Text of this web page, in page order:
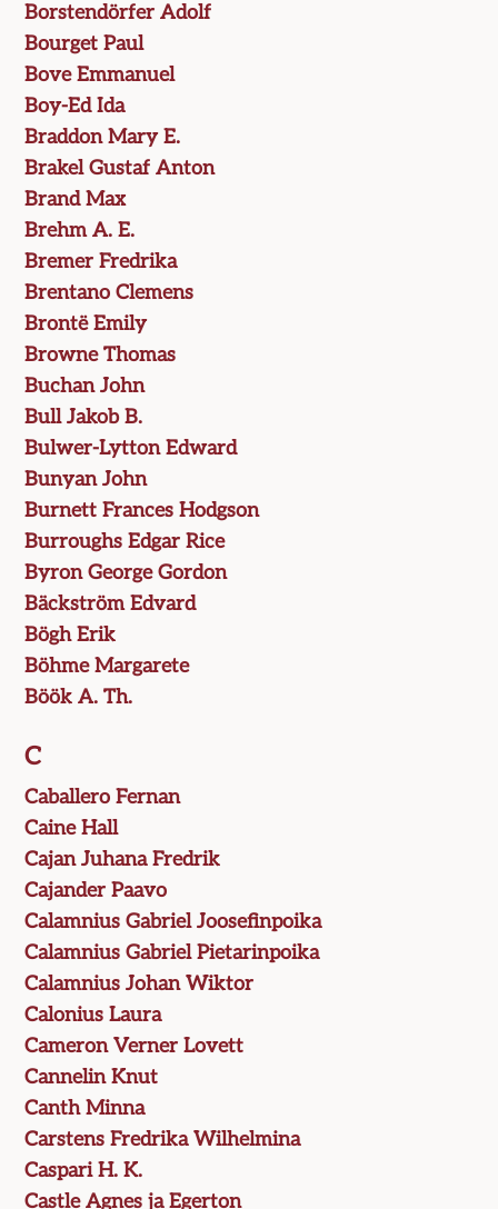
Borstendörfer Adolf
Bourget Paul
Bove Emmanuel
Boy-Ed Ida
Braddon Mary E.
Brakel Gustaf Anton
Brand Max
Brehm A. E.
Bremer Fredrika
Brentano Clemens
Brontë Emily
Browne Thomas
Buchan John
Bull Jakob B.
Bulwer-Lytton Edward
Bunyan John
Burnett Frances Hodgson
Burroughs Edgar Rice
Byron George Gordon
Bäckström Edvard
Bögh Erik
Böhme Margarete
Böök A. Th.
C
Caballero Fernan
Caine Hall
Cajan Juhana Fredrik
Cajander Paavo
Calamnius Gabriel Joosefinpoika
Calamnius Gabriel Pietarinpoika
Calamnius Johan Wiktor
Calonius Laura
Cameron Verner Lovett
Cannelin Knut
Canth Minna
Carstens Fredrika Wilhelmina
Caspari H. K.
Castle Agnes ja Egerton